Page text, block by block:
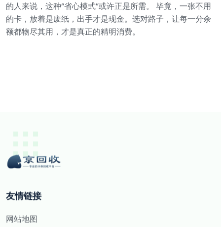
的人来说，这种“省心模式”或许正是所需。
毕竟，一张不用
的卡，放着是废纸，出手才是现金。选对路子，让每一分余
额都物尽其用，才是真正的精明消费。
友情链接
网站地图